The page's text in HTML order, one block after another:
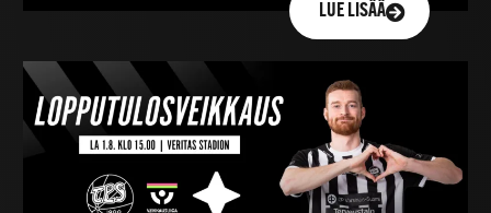
LUE LISÄÄ